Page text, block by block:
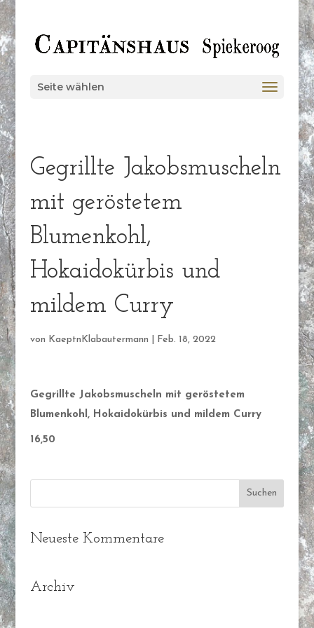
Seite wählen
Gegrillte Jakobsmuscheln
mit geröstetem
Blumenkohl,
Hokaidokürbis und
mildem Curry
von KaeptnKlabautermann Feb. 18, 2022
Gegrillte Jakobsmuscheln mit geröstetem
Blumenkohl, Hokaidokürbis und mildem Curry
16,50
Neueste Kommentare
Archiv